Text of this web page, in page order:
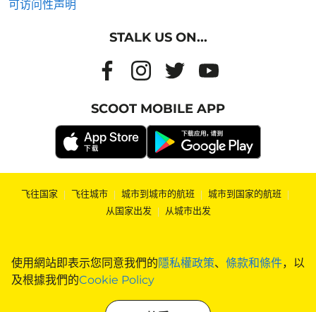
使用網站即表示您同意我們的隱私權政策、 條款和條件，以
及根據我們的Cookie Policy
可访问性声明
STALK US ON...
SCOOT MOBILE APP
飞往国家 | 飞往城市 | 城市到城市的航班 | 城市到国家的航班 |
从国家出发 | 从城市出发